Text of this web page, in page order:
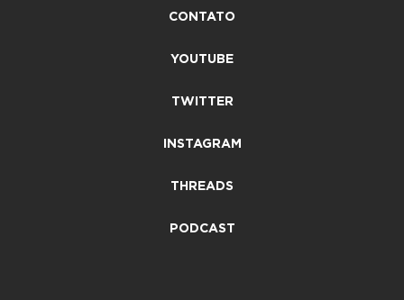
CONTATO
YOUTUBE
TWITTER
INSTAGRAM
THREADS
PODCAST